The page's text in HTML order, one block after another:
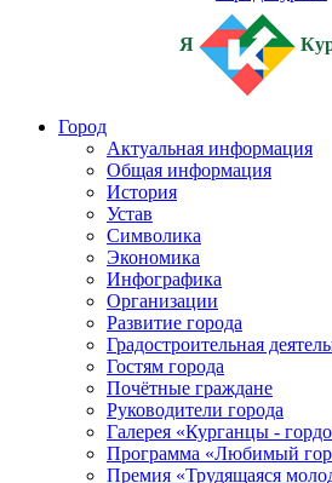
Я
Город
Актуальная информация
Общая информация
История
Устав
Символика
Экономика
Инфографика
Организации
Развитие города
Градостроительная
Гостям города
Почётные граждане
Руководители города
Галерея «Курганцы -
Программа «Любимый
Премия «Трудящаяся